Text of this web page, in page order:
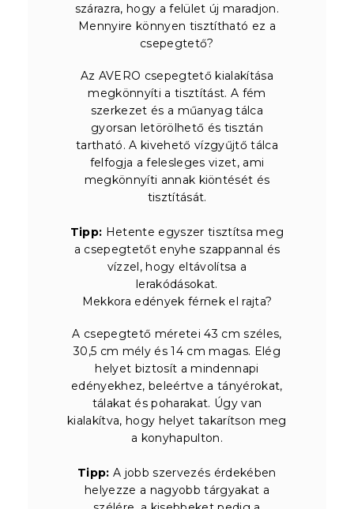
szárazra, hogy a felület új maradjon.
Mennyire könnyen tisztítható ez a
csepegtető?
Az AVERO csepegtető kialakítása
megkönnyíti a tisztítást. A fém
szerkezet és a műanyag tálca
gyorsan letörölhető és tisztán
tartható. A kivehető vízgyűjtő tálca
felfogja a felesleges vizet, ami
megkönnyíti annak kiöntését és
tisztítását.
Tipp: Hetente egyszer tisztítsa meg
a csepegtetőt enyhe szappannal és
vízzel, hogy eltávolítsa a
lerakódásokat.
Mekkora edények férnek el rajta?
A csepegtető méretei 43 cm széles,
30,5 cm mély és 14 cm magas. Elég
helyet biztosít a mindennapi
edényekhez, beleértve a tányérokat,
tálakat és poharakat. Úgy van
kialakítva, hogy helyet takarítson meg
a konyhapulton.
Tipp: A jobb szervezés érdekében
helyezze a nagyobb tárgyakat a